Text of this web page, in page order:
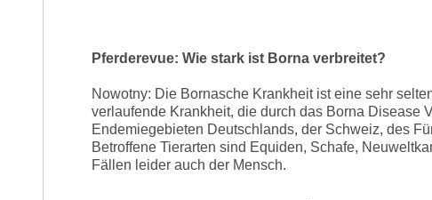
Pferderevue: Wie stark ist Borna verbreitet?
Nowotny: Die Bornasche Krankheit ist eine sehr
verlaufende Krankheit, die durch das Borna Disease
Endemiegebieten Deutschlands, der Schweiz, des
Betroffene Tierarten sind Equiden, Schafe,
Fällen leider auch der Mensch.